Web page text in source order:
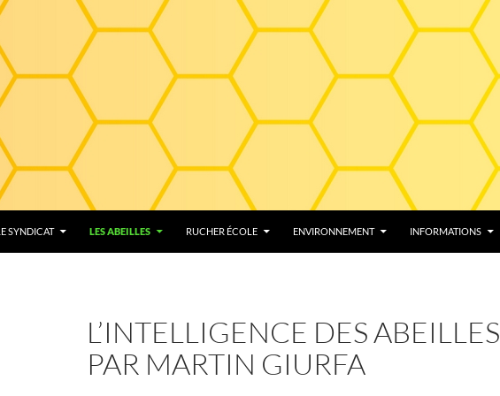
SYNDICAT LES ABEILLES RUCHER ÉCOLE ENVIRONNEMENT INFORMATIONS
L’INTELLIGENCE DES ABEILLES
PAR MARTIN GIURFA